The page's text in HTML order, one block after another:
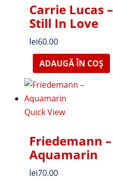
Carrie Lucas –
Still In Love
lei60.00
ADAUGĂ ÎN COȘ
Quick View
Friedemann –
Aquamarin
lei70.00